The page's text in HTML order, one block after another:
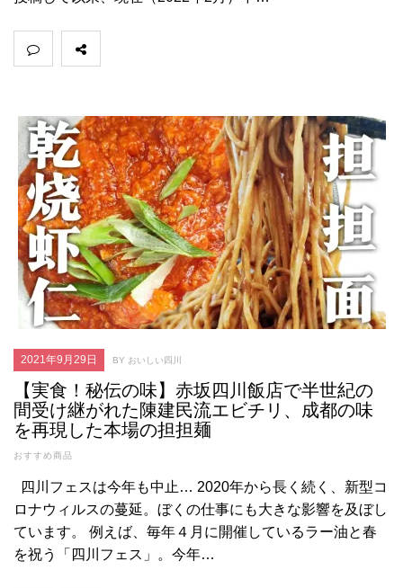
2021年9月29日 BY おいしい四川
【実食！秘伝の味】赤坂四川飯店で半世紀の
間受け継がれた陳建民流エビチリ、成都の味
を再現した本場の担担麺
おすすめ商品
四川フェスは今年も中止… 2020年から長く続く、新型コ
ロナウィルスの蔓延。ぼくの仕事にも大きな影響を及ぼし
ています。 例えば、毎年４月に開催しているラー油と春
を祝う「四川フェス」。今年…